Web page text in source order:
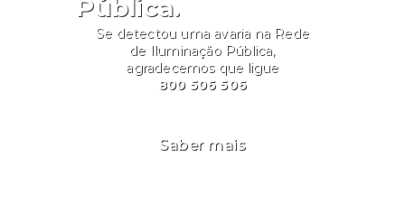
Pública.
Se detectou uma avaria na Rede
de Iluminação Pública,
agradecemos que ligue
800 506 506
Saber mais